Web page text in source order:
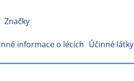
Značky
informace o lécích Účinné látky